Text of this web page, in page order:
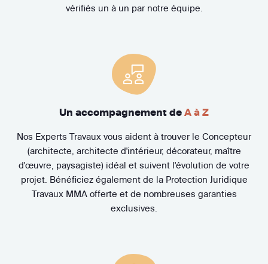
vérifiés un à un par notre équipe.
Un accompagnement de A à Z
Nos Experts Travaux vous aident à trouver le Concepteur
(architecte, architecte d'intérieur, décorateur, maître
d'œuvre, paysagiste) idéal et suivent l'évolution de votre
projet. Bénéficiez également de la Protection Juridique
Travaux MMA offerte et de nombreuses garanties
exclusives.